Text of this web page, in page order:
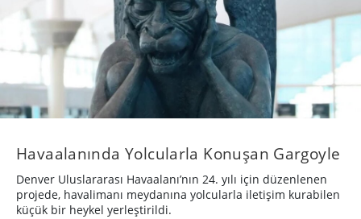
Havaalanında Yolcularla Konuşan Gargoyle
Denver Uluslararası Havaalanı’nın 24. yılı için düzenlenen
projede, havalimanı meydanına yolcularla iletişim kurabilen
küçük bir heykel yerleştirildi.